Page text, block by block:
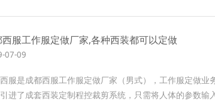
西服工作服定做厂家,各种西装都可以定做
07-09
服是成都西服工作服定做厂家（男式），工作服定做
进了成套西装定制程控裁剪系统，只需将人体的参数